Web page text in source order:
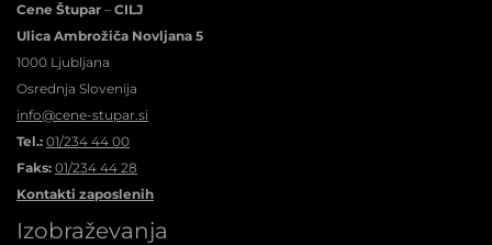
Cene Štupar – CILJ
Ulica Ambrožiča Novljana 5
1000 Ljubljana
Osrednja Slovenija
info@cene-stupar.si
Tel.: 01/234 44 00
Faks: 01/234 44 28
Kontakti zaposlenih
Izobraževanja